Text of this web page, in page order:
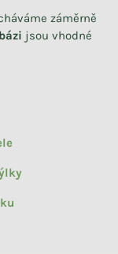
záměrně
jsou vhodné